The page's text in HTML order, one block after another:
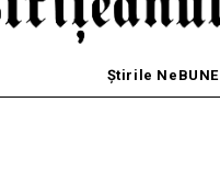
Știrile NeBUNE